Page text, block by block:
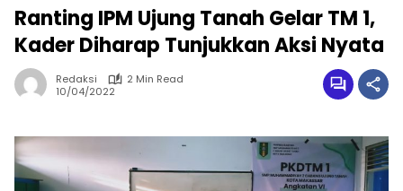
Ranting IPM Ujung Tanah Gelar TM 1,
Kader Diharap Tunjukkan Aksi Nyata
Redaksi
2 Min Read
10/04/2022